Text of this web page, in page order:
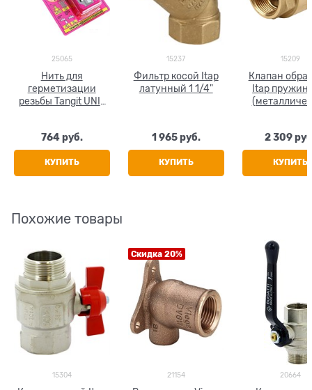
25065
Нить для
герметизации
резьбы Tangit UNI-
764 руб.
КУПИТЬ
15237
Фильтр косой Itap
латунный 1 1/4"
1 965 руб.
КУПИТЬ
15209
Клапан
Itap
2 309
КУПИТЬ
Похожие товары
15304
Скидка 20%
21154 20664